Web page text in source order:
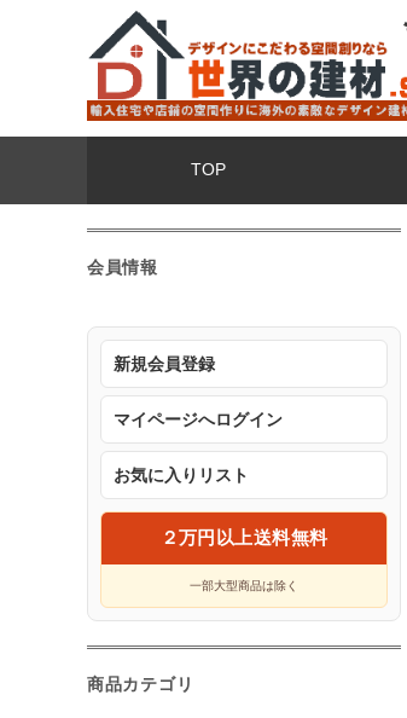
TOP
会員情報
新規会員登録
マイページへログイン
お気に入りリスト
２万円以上送料無料
一部大型商品は除く
商品カテゴリ